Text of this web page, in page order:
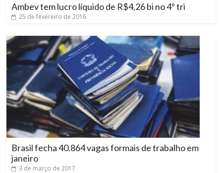
Ambev tem lucro líquido de R$4,26 bi no 4º tri
25 de fevereiro de 2016
Brasil fecha 40.864 vagas formais de trabalho em
janeiro
3 de março de 2017